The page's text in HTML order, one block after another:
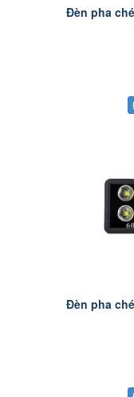
Đèn pha
Đèn pha